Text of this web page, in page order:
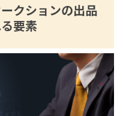
クションの出品
要素